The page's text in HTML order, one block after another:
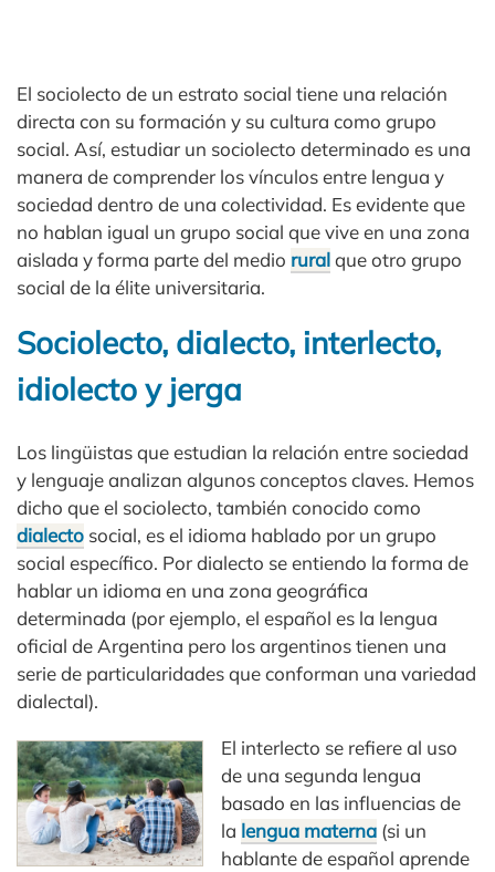
El sociolecto de un estrato social tiene una relación
directa con su formación y su cultura como grupo
social. Así, estudiar un sociolecto determinado es una
manera de comprender los vínculos entre lengua y
sociedad dentro de una colectividad. Es evidente que
no hablan igual un grupo social que vive en una zona
aislada y forma parte del medio ruralque otro grupo
social de la élite universitaria.
Sociolecto, dialecto, interlecto,
idiolecto y jerga
Los lingüistas que estudian la relación entre sociedad
y lenguaje analizan algunos conceptos claves. Hemos
dicho que el sociolecto, también conocido como
dialecto social, es el idioma hablado por un grupo
social específico. Por dialecto se entiendo la forma de
hablar un idioma en una zona geográfica
determinada (por ejemplo, el español es la lengua
oficial de Argentina pero los argentinos tienen una
serie de particularidades que conforman una variedad
dialectal).
El interlecto se refiere al uso
de una segunda lengua
basado en las influencias de
la lengua materna (si un
hablante de español aprende